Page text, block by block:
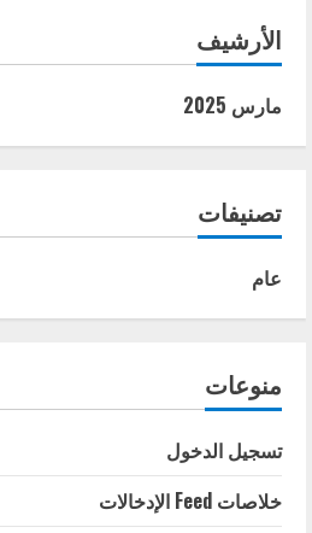
الأرشيف
مارس 2025
تصنيفات
عام
منوعات
تسجيل الدخول
خلاصات Feed الإدخالات